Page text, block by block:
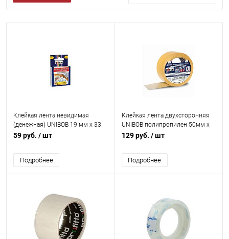
Клейкая лента невидимая
(денежная) UNIBOB 19 мм х 33
м, 1 шт/упак
59 руб. / шт
Подробнее
Клейкая лента двухсторонняя
UNIBOB полипропилен 50мм х
10м
129 руб. / шт
Подробнее